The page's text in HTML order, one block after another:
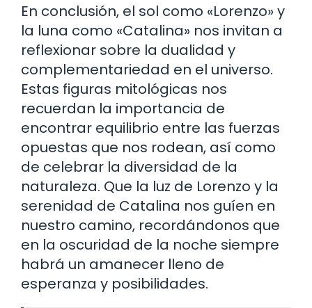
En conclusión, el sol como «Lorenzo» y
la luna como «Catalina» nos invitan a
reflexionar sobre la dualidad y
complementariedad en el universo.
Estas figuras mitológicas nos
recuerdan la importancia de
encontrar equilibrio entre las fuerzas
opuestas que nos rodean, así como
de celebrar la diversidad de la
naturaleza. Que la luz de Lorenzo y la
serenidad de Catalina nos guíen en
nuestro camino, recordándonos que
en la oscuridad de la noche siempre
habrá un amanecer lleno de
esperanza y posibilidades.